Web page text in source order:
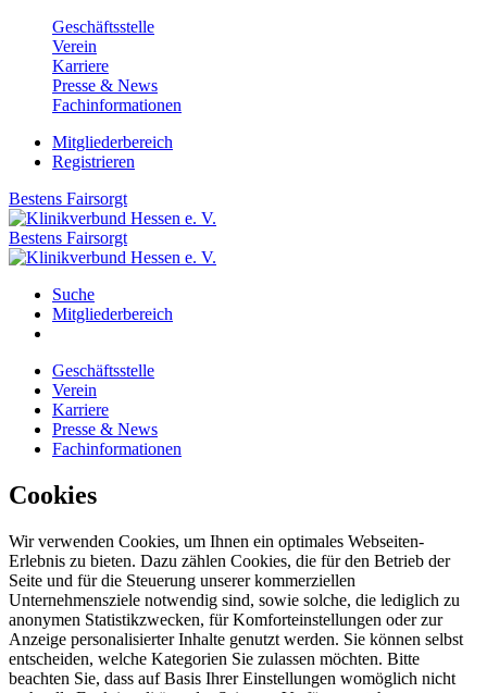
Geschäftsstelle
Verein
Karriere
Presse & News
Fachinformationen
Mitgliederbereich
Registrieren
Bestens Fairsorgt
Bestens Fairsorgt
Suche
Mitgliederbereich
Geschäftsstelle
Verein
Karriere
Presse & News
Fachinformationen
Cookies
Wir verwenden Cookies, um Ihnen ein optimales Webseiten-
Erlebnis zu bieten. Dazu zählen Cookies, die für den Betrieb der
Seite und für die Steuerung unserer kommerziellen
Unternehmensziele notwendig sind, sowie solche, die lediglich zu
anonymen Statistikzwecken, für Komforteinstellungen oder zur
Anzeige personalisierter Inhalte genutzt werden. Sie können selbst
entscheiden, welche Kategorien Sie zulassen möchten. Bitte
beachten Sie, dass auf Basis Ihrer Einstellungen womöglich nicht